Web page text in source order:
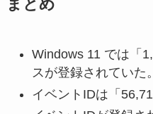
まとめ
Windows 11 では「
スが登録されていた。
イベントIDは「